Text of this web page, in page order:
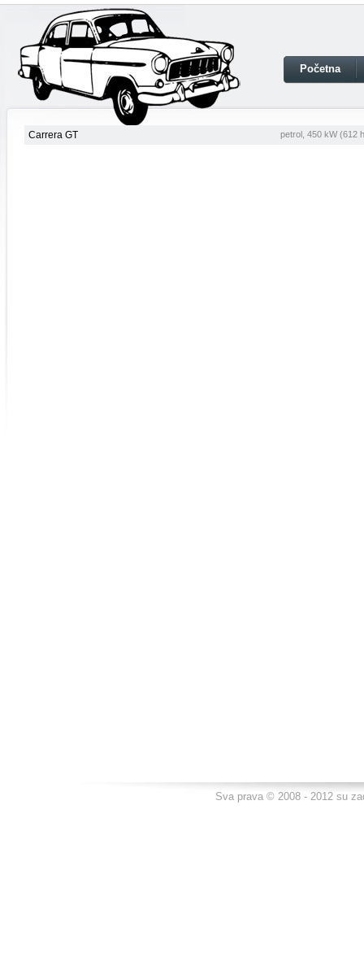
Početna
Carrera GT petrol, 450 kW (612
Sva prava © 2008 - 2012 su